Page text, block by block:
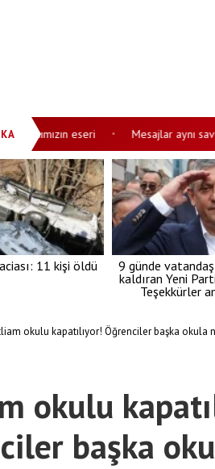
eseri • Mesajlar aynı
11 kişi öldü
9 günde
kaldıran Yeni
Teşekkürler
okulu kapatılıyor! Öğrenciler başka okula
okulu
başka